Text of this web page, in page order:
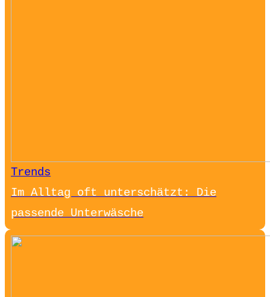
Trends
Im Alltag oft unterschätzt: Die
passende Unterwäsche